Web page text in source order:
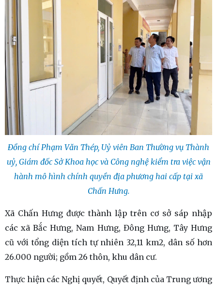
Đồng chí Phạm Văn Thép, Uỷ viên Ban Thường vụ Thành
uỷ, Giám đốc Sở Khoa học và Công nghệ kiểm tra việc vận
hành mô hình chính quyền địa phương hai cấp tại xã
Chấn Hưng.
Xã Chấn Hưng được thành lập trên cơ sở sáp nhập
các xã Bắc Hưng, Nam Hưng, Đông Hưng, Tây Hưng
cũ với tổng diện tích tự nhiên 32,11 km2, dân số hơn
26.000 người; gồm 26 thôn, khu dân cư.
Thực hiện các Nghị quyết, Quyết định của Trung ương